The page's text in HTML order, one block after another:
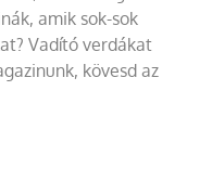
amik sok-sok
Vadító verdákat
kövesd az